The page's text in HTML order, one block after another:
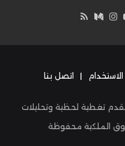
‫YouTube
انستقرام
وسط
| اتصل بنا
تغطية لحظية وتحليلات
الملكية محفوظة